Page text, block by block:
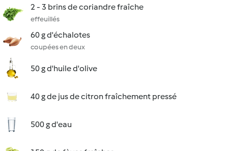
2 - 3 brins de coriandre fraîche
effeuillés
60 g d'échalotes
coupées en deux
50 g d'huile d'olive
40 g de jus de citron fraîchement pressé
500 g d'eau